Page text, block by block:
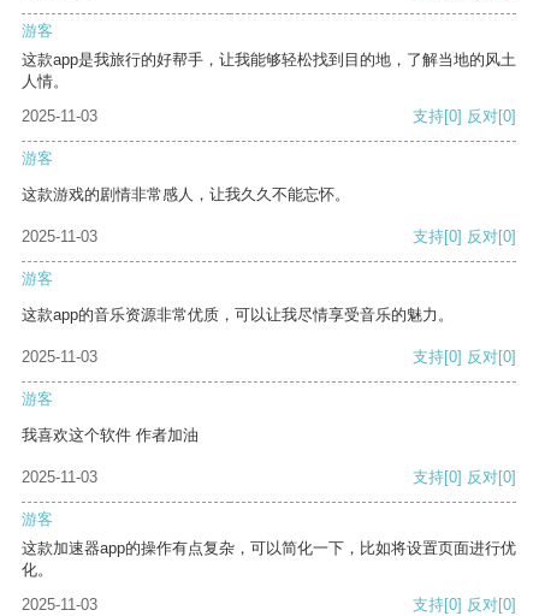
游客
这款app是我旅行的好帮手，让我能够轻松找到目的地，了解当地的风土
人情。
2025-11-03
支持[0] 反对[0]
游客
这款游戏的剧情非常感人，让我久久不能忘怀。
2025-11-03 支持[0] 反对[0]
游客
这款app的音乐资源非常优质，可以让我尽情享受音乐的魅力。
2025-11-03 支持[0] 反对[0]
游客
我喜欢这个软件 作者加油
2025-11-03 支持[0] 反对[0]
游客
这款加速器app的操作有点复杂，可以简化一下，比如将设置页面进行优
化。
2025-11-03
支持[0] 反对[0]